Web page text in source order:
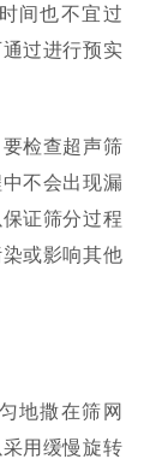
间也不宜过
过进行预实
检查超声筛
不会出现漏
证筛分过程
或影响其他
地撒在筛网
用缓慢旋转